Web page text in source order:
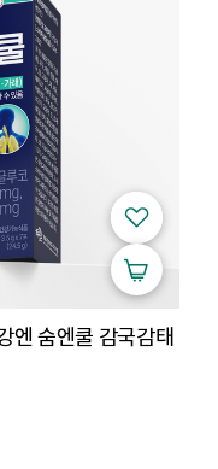
엔 숨엔쿨 감국감태